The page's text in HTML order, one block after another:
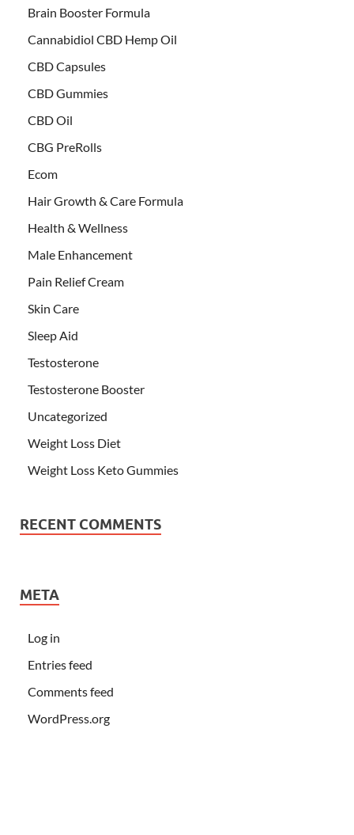
Brain Booster Formula
Cannabidiol CBD Hemp Oil
CBD Capsules
CBD Gummies
CBD Oil
CBG PreRolls
Ecom
Hair Growth & Care Formula
Health & Wellness
Male Enhancement
Pain Relief Cream
Skin Care
Sleep Aid
Testosterone
Testosterone Booster
Uncategorized
Weight Loss Diet
Weight Loss Keto Gummies
RECENT COMMENTS
META
Log in
Entries feed
Comments feed
WordPress.org